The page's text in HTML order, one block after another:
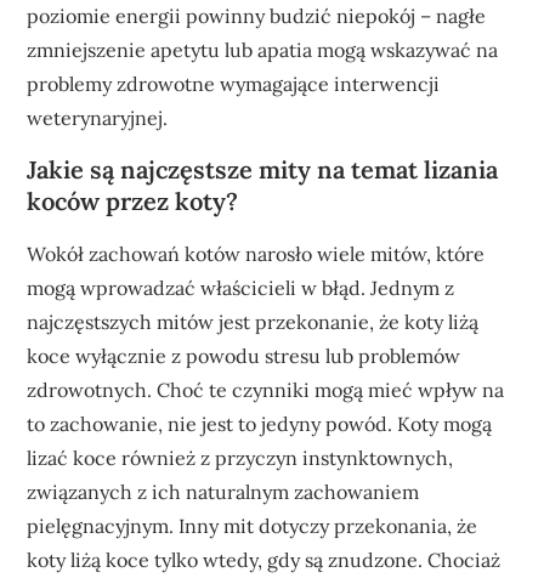
poziomie energii powinny budzić niepokój – nagłe
zmniejszenie apetytu lub apatia mogą wskazywać na
problemy zdrowotne wymagające interwencji
weterynaryjnej.
Jakie są najczęstsze mity na temat lizania
koców przez koty?
Wokół zachowań kotów narosło wiele mitów, które
mogą wprowadzać właścicieli w błąd. Jednym z
najczęstszych mitów jest przekonanie, że koty liżą
koce wyłącznie z powodu stresu lub problemów
zdrowotnych. Choć te czynniki mogą mieć wpływ na
to zachowanie, nie jest to jedyny powód. Koty mogą
lizać koce również z przyczyn instynktownych,
związanych z ich naturalnym zachowaniem
pielęgnacyjnym. Inny mit dotyczy przekonania, że
koty liżą koce tylko wtedy, gdy są znudzone. Chociaż